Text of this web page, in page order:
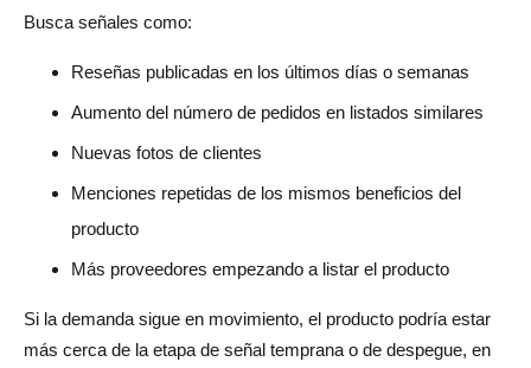
Busca señales como:
Reseñas publicadas en los últimos días o semanas
Aumento del número de pedidos en listados similares
Nuevas fotos de clientes
Menciones repetidas de los mismos beneficios del
producto
Más proveedores empezando a listar el producto
Si la demanda sigue en movimiento, el producto podría estar
más cerca de la etapa de señal temprana o de despegue, en